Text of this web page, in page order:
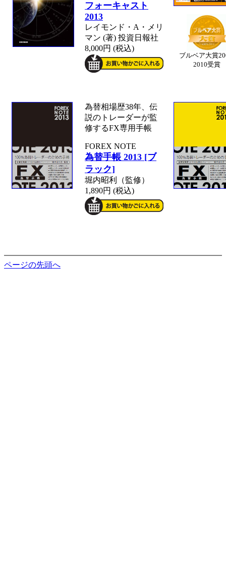
フォーキャスト
2013
レイモンド・A・メリ
マン (著) 投資日報社
8,000円 (税込)
ブルベア大賞
2010受賞
為替相場歴38年、伝
説のトレーダーが監
修するFX専用手帳
FOREX NOTE
為替手帳 2013 [ブ
ラック]
堀内昭利（監修）
1,890円 (税込)
ページの先頭へ